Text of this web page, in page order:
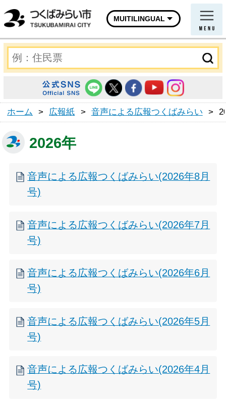
MUITILINGUAL
ホーム > 広報紙 > 音声による広報つくばみらい >
2026年
音声による広報つくばみらい(2026年8月
号)
音声による広報つくばみらい(2026年7月
号)
音声による広報つくばみらい(2026年6月
号)
音声による広報つくばみらい(2026年5月
号)
音声による広報つくばみらい(2026年4月
号)